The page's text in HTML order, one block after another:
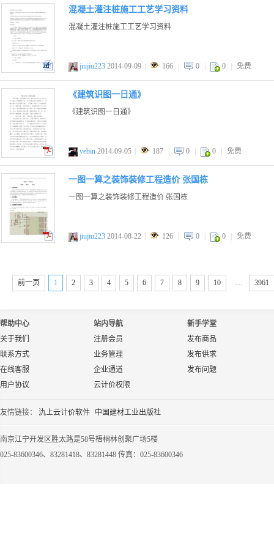
doc
混凝土灌注桩施工工艺学习资料
混凝土灌注桩施工工艺学习资料
jiujiu223 2014-09-09 166 0 0 免费
pdf
《建筑识图一日通》
《建筑识图一日通》
yebin 2014-09-05 187 0 0 免费
pdf
一图一算之装饰装修工程造价 张国栋
一图一算之装饰装修工程造价 张国栋
jiujiu223 2014-08-22 126 0 0 免费
前一页 1 2 3 4 5 6 7 8 9 10 … 3961
帮助中心
关于我们
联系方式
在线客服
用户协议
站内导航
注册会员
业务管理
企业通道
云计价权限
新手学堂
发布商品
发布供求
发布问题
友情链接： 氿上云计价软件 中国建材工业出版社
南京江宁开发区胜太路是58号梧桐林创聚广场5楼
025-83600346、83281418、83281448 传真：025-83600346